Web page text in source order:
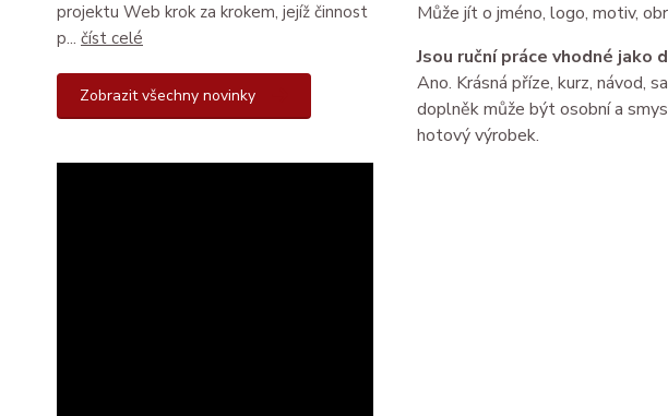
projektu Web krok za krokem, jejíž činnost
p... číst celé
Zobrazit všechny novinky
Může jít o jméno, logo, motiv,
Jsou ruční práce vhodné jako
Ano. Krásná příze, kurz, návod,
doplněk může být osobní a
hotový výrobek.